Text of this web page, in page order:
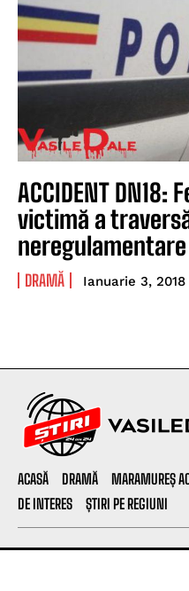
ACCIDENT
victimă a
neregulamentare
DRAMĂ Ianuarie 3, 2018
ACASĂ DRAMĂ MARAMUREȘ
DE INTERES
ȘTIRI PE REGIUNI